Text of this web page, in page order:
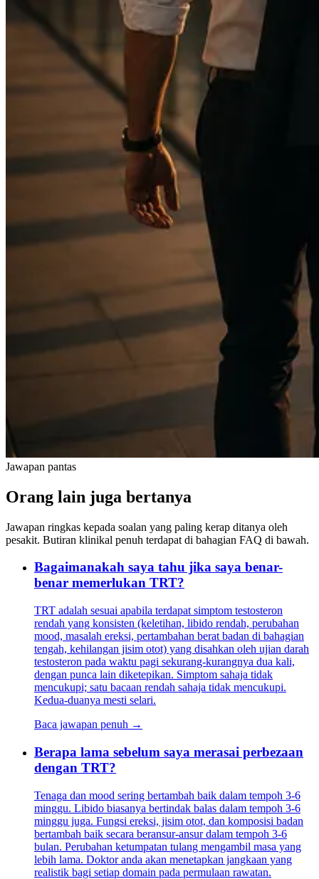
Jawapan pantas
Orang lain juga bertanya
Jawapan ringkas kepada soalan yang paling kerap ditanya oleh
pesakit. Butiran klinikal penuh terdapat di bahagian FAQ di bawah.
Bagaimanakah saya tahu jika saya benar-
benar memerlukan TRT?
TRT adalah sesuai apabila terdapat simptom testosteron
rendah yang konsisten (keletihan, libido rendah, perubahan
mood, masalah ereksi, pertambahan berat badan di bahagian
tengah, kehilangan jisim otot) yang disahkan oleh ujian darah
testosteron pada waktu pagi sekurang-kurangnya dua kali,
dengan punca lain diketepikan. Simptom sahaja tidak
mencukupi; satu bacaan rendah sahaja tidak mencukupi.
Kedua-duanya mesti selari.
Baca jawapan penuh →
Berapa lama sebelum saya merasai perbezaan
dengan TRT?
Tenaga dan mood sering bertambah baik dalam tempoh 3-6
minggu. Libido biasanya bertindak balas dalam tempoh 3-6
minggu juga. Fungsi ereksi, jisim otot, dan komposisi badan
bertambah baik secara beransur-ansur dalam tempoh 3-6
bulan. Perubahan ketumpatan tulang mengambil masa yang
lebih lama. Doktor anda akan menetapkan jangkaan yang
realistik bagi setiap domain pada permulaan rawatan.